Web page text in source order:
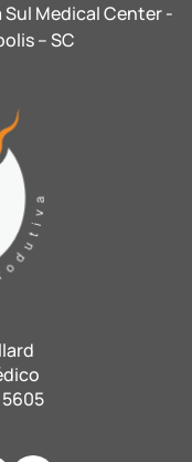
Sul Medical Center -
– SC
5605